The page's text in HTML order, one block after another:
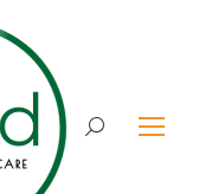
Search: